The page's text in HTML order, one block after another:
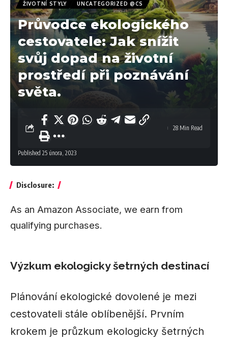
ŽIVOTNÍ STYLY UNCATEGORIZED @CS
Průvodce ekologického
cestovatele: Jak snížit
svůj dopad na životní
prostředí při poznávání
světa.
Published 25 února, 2023
28 Min Read
Disclosure:
As an Amazon Associate, we earn from
qualifying purchases.
Výzkum ekologicky šetrných destinací
Plánování ekologické dovolené je mezi
cestovateli stále oblíbenější. Prvním
krokem je průzkum ekologicky šetrných